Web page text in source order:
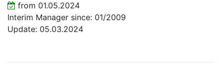
from 01.05.2024
Interim Manager since: 01/2009
Update: 05.03.2024